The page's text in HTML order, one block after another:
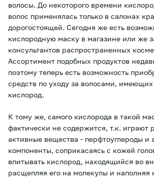
волосы. До некоторого времени
волос применялась только в салонах
дорогостоящей. Сегодня же есть
кислородную маску в магазине или же
консультантов распространенных
Ассортимент подобных продуктов
поэтому теперь есть возможность
средств по уходу за волосами, имеющих
кислород.
К тому же, самого кислорода в такой
фактически не содержится, т.к. играют
активные вещества - перфтоуглероды и
компоненты, соприкасаясь с кожей
впитывать кислород, находящийся во
расщепляя его на молекулы и наполняя